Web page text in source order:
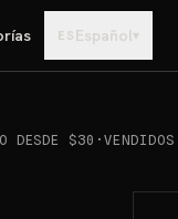
ES Español▾
DESDE $30 ·VENDIDOS